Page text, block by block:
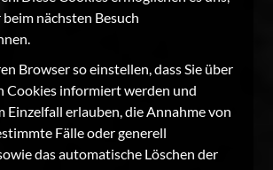
nächsten Besuch
Browser so einstellen, dass Sie über
Cookies informiert werden und
Einzelfall erlauben, die Annahme von
Fälle oder generell
das automatische Löschen der